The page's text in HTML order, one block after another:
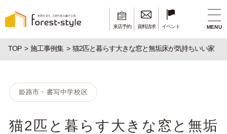
来店予約 資料請求 イベント MENU
TOP 施工事例集 猫2匹と暮らす大きな窓と無垢床が気持ちいい家
姫路市・書写中学校区
猫2匹と暮らす大きな窓と無垢